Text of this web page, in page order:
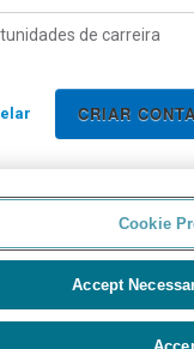
de carreira
Cookie
Accept